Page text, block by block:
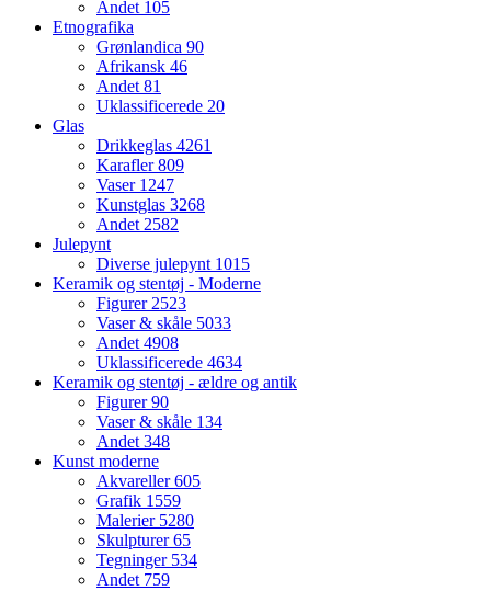
Andet 105
Etnografika
Grønlandica 90
Afrikansk 46
Andet81
Uklassificerede 20
Glas
Drikkeglas 4261
Karafler809
Vaser 1247
Kunstglas 3268
Andet2582
Julepynt
Diverse julepynt 1015
Keramik og stentøj - Moderne
Figurer2523
Vaser & skåle 5033
Andet4908
Uklassificerede 4634
Keramik og stentøj - ældre og antik
Figurer90
Vaser & skåle 134
Andet348
Kunst moderne
Akvareller605
Grafik 1559
Malerier 5280
Skulpturer65
Tegninger 534
Andet 759